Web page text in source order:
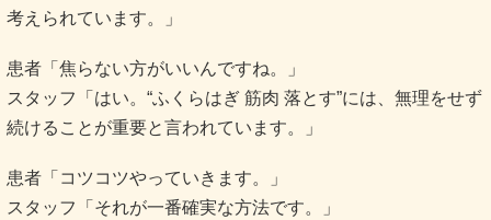
考えられています。」
患者「焦らない方がいいんですね。」
スタッフ「はい。“ふくらはぎ 筋肉 落とす”には、無理をせず
続けることが重要と言われています。」
患者「コツコツやっていきます。」
スタッフ「それが一番確実な方法です。」